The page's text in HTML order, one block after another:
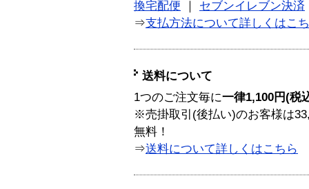
換宅配便
セブンイレブン決済
⇒支払方法について詳しくはこ
送料について
1つのご注文毎に一律1,100円(税
※売掛取引(後払い)のお客様は
無料！
⇒送料について詳しくはこちら